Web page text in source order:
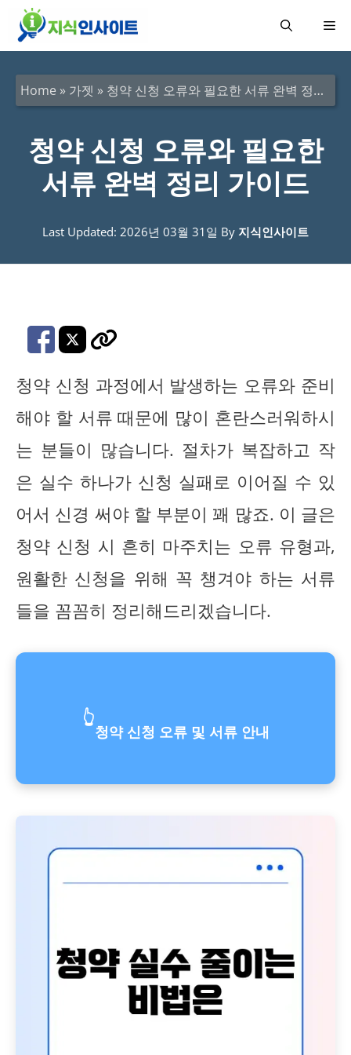
메
Home » 가젯 » 청약 신청 오류와 필요한 서류 완벽 정리 가이드
청약 신청 오류와 필요한
서류 완벽 정리 가이드
Last Updated: 2026년 03월 31일 By 지식인사이트
청약 신청 과정에서 발생하는 오류와 준비
해야 할 서류 때문에 많이 혼란스러워하시
는 분들이 많습니다. 절차가 복잡하고 작
은 실수 하나가 신청 실패로 이어질 수 있
어서 신경 써야 할 부분이 꽤 많죠. 이 글은
청약 신청 시 흔히 마주치는 오류 유형과,
원활한 신청을 위해 꼭 챙겨야 하는 서류
들을 꼼꼼히 정리해드리겠습니다.
👆
청약 신청 오류 및 서류 안내